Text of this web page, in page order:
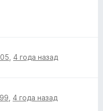
4 года назад
4 года назад